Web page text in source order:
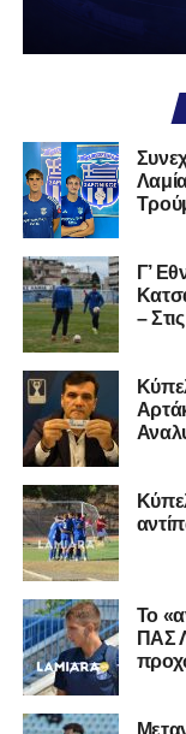
στις 26
Καλωσορίζουμε
Σαρωνικού και του
επιτυχίες.»
Η ανακοίνωση
«Ο Α.Ο. Σαρωνικός
απόκτηση του
Ο 24χρονος
27/06/2002)
στη Γ’ Εθνική με
αγωνίστηκε στον
της Serie D στην
Cilento και
ποδοσφαιρική
Τον
του ευχόμαστε
Γ’
–
Το
ΠΑΣ